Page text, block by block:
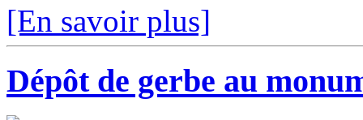
[En savoir plus]
Dépôt de gerbe au